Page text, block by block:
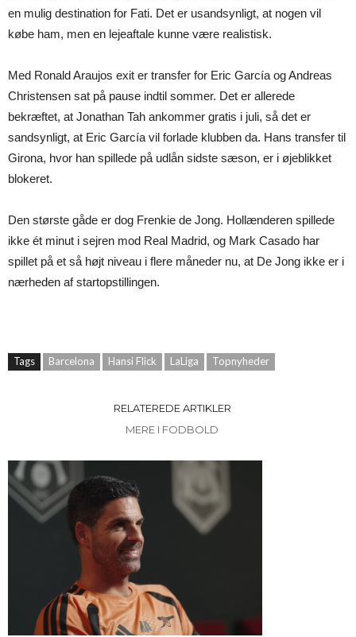
en mulig destination for Fati. Det er usandsynligt, at nogen vil
købe ham, men en lejeaftale kunne være realistisk.
Med Ronald Araujos exit er transfer for Eric García og Andreas
Christensen sat på pause indtil sommer. Det er allerede
bekræftet, at Jonathan Tah ankommer gratis i juli, så det er
sandsynligt, at Eric García vil forlade klubben da. Hans transfer til
Girona, hvor han spillede på udlån sidste sæson, er i øjeblikket
blokeret.
Den største gåde er dog Frenkie de Jong. Hollænderen spillede
ikke ét minut i sejren mod Real Madrid, og Mark Casado har
spillet på et så højt niveau i flere måneder nu, at De Jong ikke er i
nærheden af startopstillingen.
Tags Barcelona Hansi Flick LaLiga Topnyheder
RELATEREDE ARTIKLER
MERE I FODBOLD